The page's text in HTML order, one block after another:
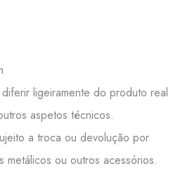
ligeiramente do produto real
aspetos técnicos.
a troca ou devolução por
ou outros acessórios.